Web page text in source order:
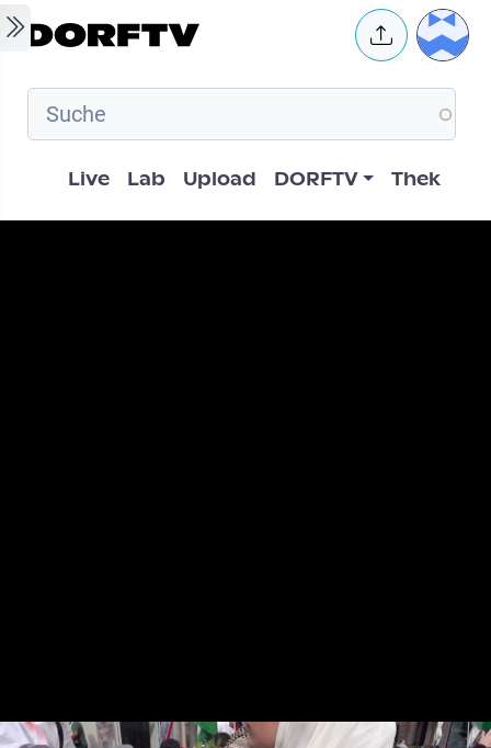
Skip to main content User
Hauptnavigation
Live Lab Upload DORFTV Thek